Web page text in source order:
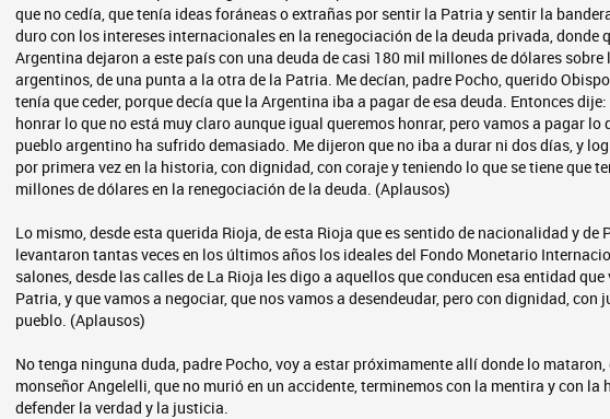
que no cedía, que tenía ideas foráneas o extrañas por sentir la Patria y sentir la
duro con los intereses internacionales en la renegociación de la deuda privada, donde
Argentina dejaron a este país con una deuda de casi 180 mil millones de dólares
argentinos, de una punta a la otra de la Patria. Me decían, padre Pocho, querido
tenía que ceder, porque decía que la Argentina iba a pagar de esa deuda. Entonces
honrar lo que no está muy claro aunque igual queremos honrar, pero vamos a pagar lo
pueblo argentino ha sufrido demasiado. Me dijeron que no iba a durar ni dos días, y
por primera vez en la historia, con dignidad, con coraje y teniendo lo que se tiene que
millones de dólares en la renegociación de la deuda. (Aplausos)
Lo mismo, desde esta querida Rioja, de esta Rioja que es sentido de nacionalidad y de
levantaron tantas veces en los últimos años los ideales del Fondo Monetario
salones, desde las calles de La Rioja les digo a aquellos que conducen esa entidad
Patria, y que vamos a negociar, que nos vamos a desendeudar, pero con dignidad, con
pueblo. (Aplausos)
No tenga ninguna duda, padre Pocho, voy a estar próximamente allí donde lo
monseñor Angelelli, que no murió en un accidente, terminemos con la mentira y con
defender la verdad y la justicia.